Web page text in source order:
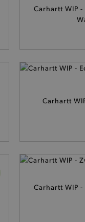
Carhartt WIP
Carhartt
Carhartt WIP